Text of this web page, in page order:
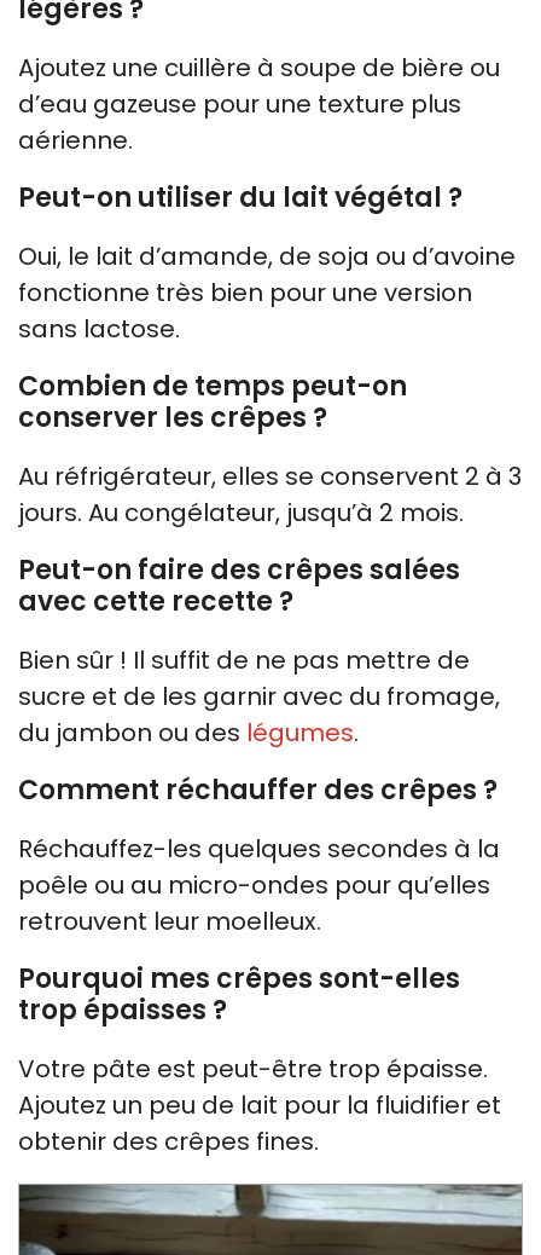
légères ?
Ajoutez une cuillère à soupe de bière ou
d’eau gazeuse pour une texture plus
aérienne.
Peut-on utiliser du lait végétal ?
Oui, le lait d’amande, de soja ou d’avoine
fonctionne très bien pour une version
sans lactose.
Combien de temps peut-on
conserver les crêpes ?
Au réfrigérateur, elles se conservent 2 à 3
jours. Au congélateur, jusqu’à 2 mois.
Peut-on faire des crêpes salées
avec cette recette ?
Bien sûr ! Il suffit de ne pas mettre de
sucre et de les garnir avec du fromage,
du jambon ou des légumes.
Comment réchauffer des crêpes ?
Réchauffez-les quelques secondes à la
poêle ou au micro-ondes pour qu’elles
retrouvent leur moelleux.
Pourquoi mes crêpes sont-elles
trop épaisses ?
Votre pâte est peut-être trop épaisse.
Ajoutez un peu de lait pour la fluidifier et
obtenir des crêpes fines.